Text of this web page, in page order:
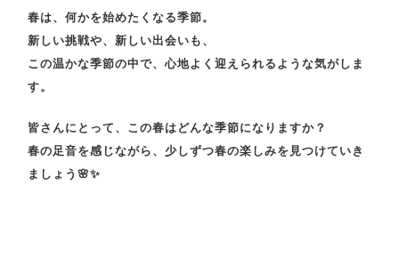
春は、何かを始めたくなる季節。
新しい挑戦や、新しい出会いも、
この温かな季節の中で、心地よく迎えられるような気がしま
す。
皆さんにとって、 この春はどんな季節になりますか？
春の足音を感じながら、少しずつ春の楽しみを見つけていき
ましょう🌸✨